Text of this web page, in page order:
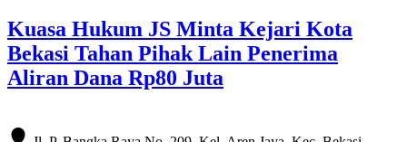
Kuasa Hukum JS Minta Kejari Kota
Bekasi Tahan Pihak Lain Penerima
Aliran Dana Rp80 Juta